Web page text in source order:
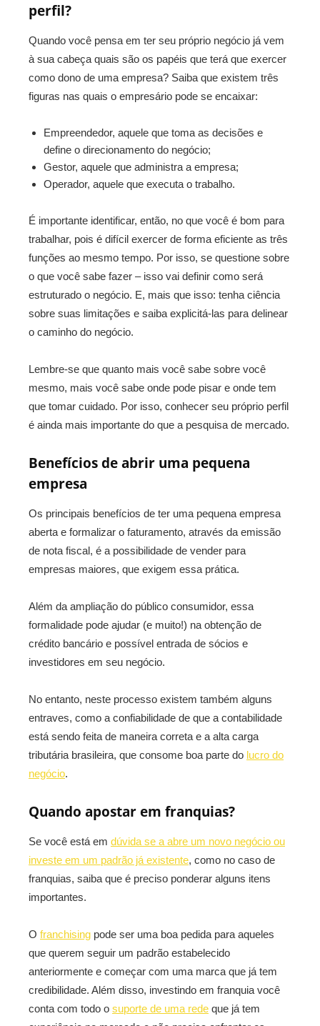
perfil?
Quando você pensa em ter seu próprio negócio já vem
à sua cabeça quais são os papéis que terá que exercer
como dono de uma empresa? Saiba que existem três
figuras nas quais o empresário pode se encaixar:
Empreendedor, aquele que toma as decisões e
define o direcionamento do negócio;
Gestor, aquele que administra a empresa;
Operador, aquele que executa o trabalho.
É importante identificar, então, no que você é bom para
trabalhar, pois é difícil exercer de forma eficiente as três
funções ao mesmo tempo. Por isso, se questione sobre
o que você sabe fazer – isso vai definir como será
estruturado o negócio. E, mais que isso: tenha ciência
sobre suas limitações e saiba explicitá-las para delinear
o caminho do negócio.
Lembre-se que quanto mais você sabe sobre você
mesmo, mais você sabe onde pode pisar e onde tem
que tomar cuidado. Por isso, conhecer seu próprio perfil
é ainda mais importante do que a pesquisa de mercado.
Benefícios de abrir uma pequena
empresa
Os principais benefícios de ter uma pequena empresa
aberta e formalizar o faturamento, através da emissão
de nota fiscal, é a possibilidade de vender para
empresas maiores, que exigem essa prática.
Além da ampliação do público consumidor, essa
formalidade pode ajudar (e muito!) na obtenção de
crédito bancário e possível entrada de sócios e
investidores em seu negócio.
No entanto, neste processo existem também alguns
entraves, como a confiabilidade de que a contabilidade
está sendo feita de maneira correta e a alta carga
tributária brasileira, que consome boa parte do lucro do
negócio.
Quando apostar em franquias?
Se você está em dúvida se a abre um novo negócio ou
investe em um padrão já existente, como no caso de
franquias, saiba que é preciso ponderar alguns itens
importantes.
O franchising pode ser uma boa pedida para aqueles
que querem seguir um padrão estabelecido
anteriormente e começar com uma marca que já tem
credibilidade. Além disso, investindo em franquia você
conta com todo o suporte de uma rede que já tem